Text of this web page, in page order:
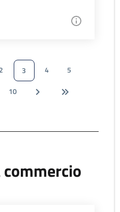
2 3 4
5
10